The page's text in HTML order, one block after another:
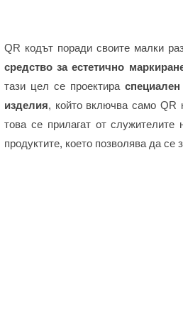
QR кодът поради своите малки
средство за естетично
тази цел се проектира
изделия, който включва само QR
това се прилагат от
продуктите, което позволява да се